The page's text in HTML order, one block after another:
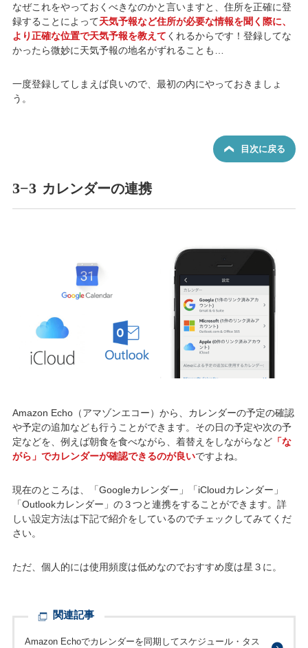
なぜこれをやっておくべきなのかと言いますと、住所を正確に登
録することによって天気予報など住所が必要な情報を聞く際に、
より正確な位置で天気予報を教えて くれるからです！登録してな
かったら微妙に天気予報の地名がずれることも…
一度登録してしまえば良いので、最初の内にやっておきましょ
う。
目次に戻る
3−3 カレンダーの連携
Amazon Echo（アマゾンエコー）から、カレンダーの予定の確認
や予定の追加なども行うことができます。その日の予定や次の予
定などを、例えば朝食を食べながら、着替えをしながらなど「な
がら」でカレンダーが確認できるのが良いですよね。
現在のところは、「Googleカレンダー」「iCloudカレンダー」
「Outlookカレンダー」の３つと連携をすることができます。詳
しい設定方法は下記で紹介をしているのでチェックしてみてくだ
さい。
ただ、個人的には使用頻度は低めなのでおすすめ度は星３に。
関連記事
Amazon Echoでカレンダーを同期してスケジュール・タス